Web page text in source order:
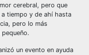
cerebral, pero que
tiempo y de ahí hasta
pero lo más
un evento en ayuda